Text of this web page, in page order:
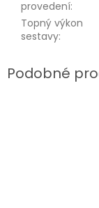
provedení:
Topný výkon
sestavy: